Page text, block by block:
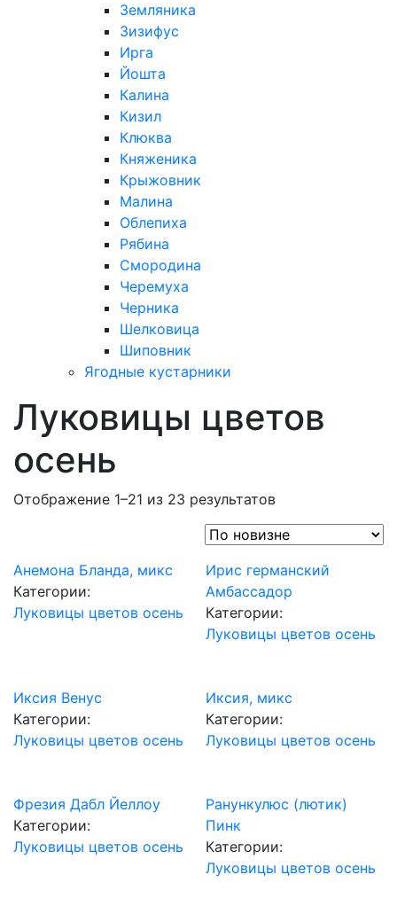
Земляника
Зизифус
Ирга
Йошта
Калина
Кизил
Клюква
Княженика
Крыжовник
Малина
Облепиха
Рябина
Смородина
Черемуха
Черника
Шелковица
Шиповник
Ягодные кустарники
Луковицы цветов
осень
Отображение 1–21 из 23 результатов
Анемона Бланда, микс
Категории:
Луковицы цветов осень
Ирис германский
Амбассадор
Категории:
Луковицы цветов осень
Иксия Венус
Категории:
Луковицы цветов осень
Иксия, микс
Категории:
Луковицы цветов осень
Фрезия Дабл Йеллоу
Категории:
Луковицы цветов осень
Ранункулюс (лютик)
Пинк
Категории:
Луковицы цветов осень